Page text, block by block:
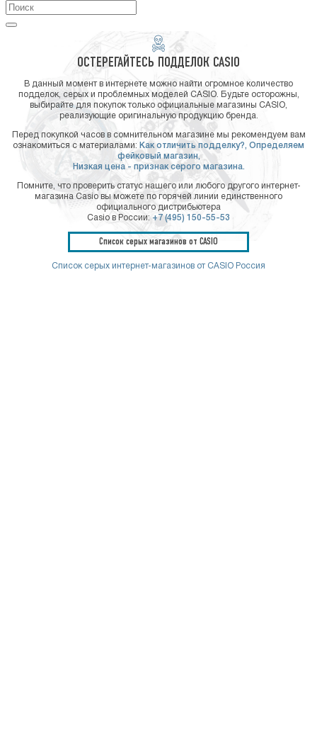
ОСТЕРЕГАЙТЕСЬ ПОДДЕЛОК CASIO
В данный момент в интернете можно найти огромное количество
подделок, серых и проблемных моделей CASIO. Будьте осторожны,
выбирайте для покупок только официальные магазины CASIO,
реализующие оригинальную продукцию бренда.
Перед покупкой часов в сомнительном магазине мы рекомендуем вам
ознакомиться с материалами: Как отличить подделку?, Определяем
фейковый магазин,
Низкая цена - признак серого магазина.
Помните, что проверить статус нашего или любого другого интернет-
магазина Casio вы можете по горячей линии единственного
официального дистрибьютера
Casio в России: +7 (495) 150-55-53
Список серых магазинов от CASIO
Список серых интернет-магазинов от CASIO Россия